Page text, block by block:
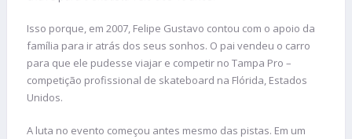
Isso porque, em 2007, Felipe Gustavo contou com o apoio da
família para ir atrás dos seus sonhos. O pai vendeu o carro
para que ele pudesse viajar e competir no Tampa Pro –
competição profissional de skateboard na Flórida, Estados
Unidos.
A luta no evento começou antes mesmo das pistas. Em um